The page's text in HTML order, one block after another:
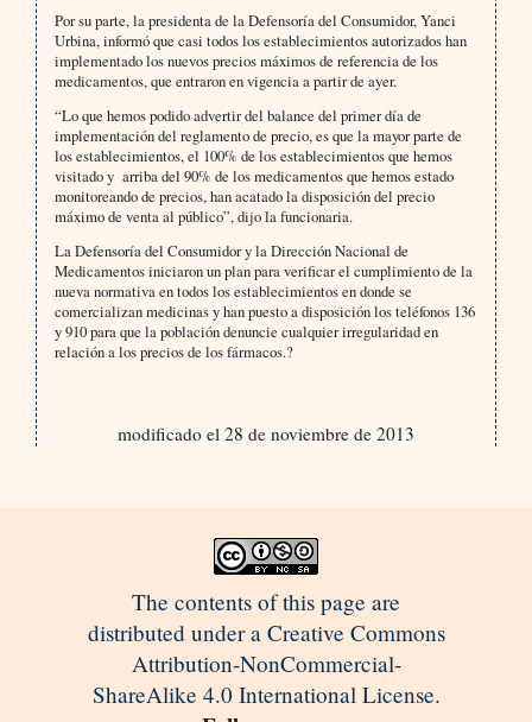
Por su parte, la presidenta de la Defensoría del Consumidor, Yanci
Urbina, informó que casi todos los establecimientos autorizados han
implementado los nuevos precios máximos de referencia de los
medicamentos, que entraron en vigencia a partir de ayer.
“Lo que hemos podido advertir del balance del primer día de
implementación del reglamento de precio, es que la mayor parte de
los establecimientos, el 100% de los establecimientos que hemos
visitado y arriba del 90% de los medicamentos que hemos estado
monitoreando de precios, han acatado la disposición del precio
máximo de venta al público”, dijo la funcionaria.
La Defensoría del Consumidor y la Dirección Nacional de
Medicamentos iniciaron un plan para verificar el cumplimiento de la
nueva normativa en todos los establecimientos en donde se
comercializan medicinas y han puesto a disposición los teléfonos 136
y 910 para que la población denuncie cualquier irregularidad en
relación a los precios de los fármacos.?
modificado el 28 de noviembre de 2013
The contents of this page are
distributed under a Creative Commons
Attribution-NonCommercial-
ShareAlike 4.0 International License.